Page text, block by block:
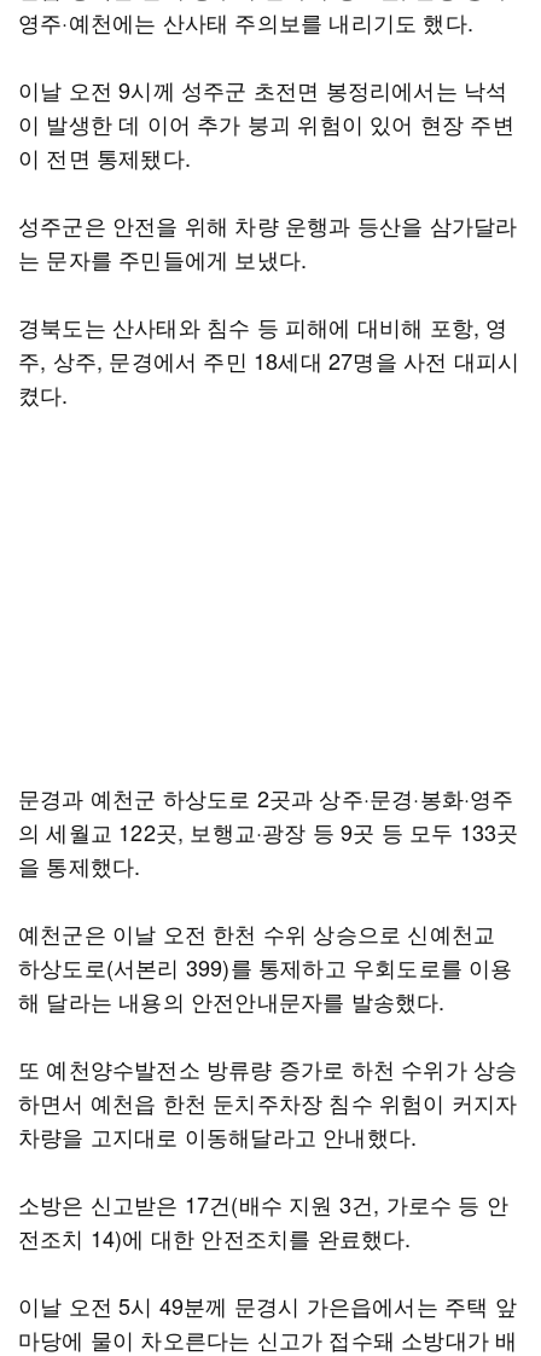
영주·예천에는 산사태 주의보를 내리기도 했다.
이날 오전 9시께 성주군 초전면 봉정리에서는 낙석
이 발생한 데 이어 추가 붕괴 위험이 있어 현장 주변
이 전면 통제됐다.
성주군은 안전을 위해 차량 운행과 등산을 삼가달라
는 문자를 주민들에게 보냈다.
경북도는 산사태와 침수 등 피해에 대비해 포항, 영
주, 상주, 문경에서 주민 18세대 27명을 사전 대피시
켰다.
문경과 예천군 하상도로 2곳과 상주·문경·봉화·영주
의 세월교 122곳, 보행교·광장 등 9곳 등 모두 133곳
을 통제했다.
예천군은 이날 오전 한천 수위 상승으로 신예천교
하상도로(서본리 399)를 통제하고 우회도로를 이용
해 달라는 내용의 안전안내문자를 발송했다.
또 예천양수발전소 방류량 증가로 하천 수위가 상승
하면서 예천읍 한천 둔치주차장 침수 위험이 커지자
차량을 고지대로 이동해달라고 안내했다.
소방은 신고받은 17건(배수 지원 3건, 가로수 등 안
전조치 14)에 대한 안전조치를 완료했다.
이날 오전 5시 49분께 문경시 가은읍에서는 주택 앞
마당에 물이 차오른다는 신고가 접수돼 소방대가 배